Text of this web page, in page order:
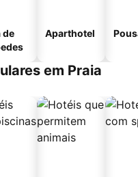
de
Aparthotel
em Praia